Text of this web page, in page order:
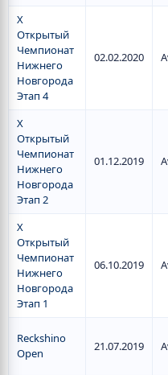
X
Открытый
Чемпионат
Нижнего
Новгорода
Этап 4
02.02.2020
X
Открытый
Чемпионат
Нижнего
Новгорода
Этап 2
01.12.2019
X
Открытый
Чемпионат
Нижнего
Новгорода
Этап 1
06.10.2019
Reckshino
Open
21.07.2019